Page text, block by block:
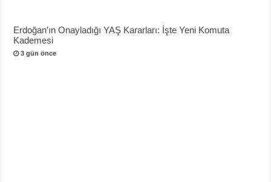
Erdoğan’ın Onayladığı YAŞ Kararları: İşte Yeni Komuta
Kademesi
3 gün önce